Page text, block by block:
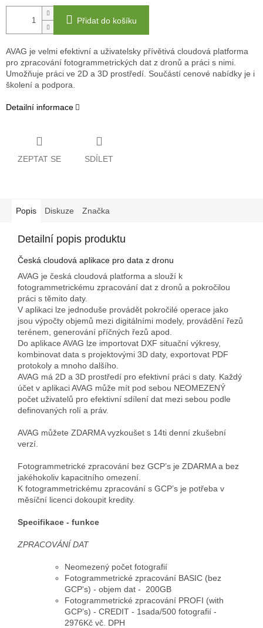
Přidat do košíku
AVAG je velmi efektivní a uživatelsky přívětivá cloudová platforma
pro zpracování fotogrammetrických dat z dronů a práci s nimi.
Umožňuje práci ve 2D a 3D prostředí. Součástí cenové nabídky je i
školení a podpora.
Detailní informace
ZEPTAT SE SDÍLET
Popis Diskuze Značka
Detailní popis produktu
Česká cloudová aplikace pro data z dronu
AVAG je česká cloudová platforma a slouží k
fotogrammetrickému zpracování dat z dronů a pokročilou
práci s těmito daty.
V aplikaci lze jednoduše provádět pokročilé operace jako
jsou výpočty objemů mezi digitálními modely, provádění řezů
terénem, generování příčných řezů apod.
Do aplikace AVAG lze importovat DXF situační výkresy,
kombinovat data s projektovými 3D daty, exportovat PDF
protokoly a mnoho dalšího.
AVAG má 2D a 3D prostředí pro efektivní práci s daty. Každý
účet v aplikaci AVAG může mít pod sebou NEOMEZENÝ
počet uživatelů pro efektivní sdílení dat mezi sebou podle
definovaných rolí a práv.
AVAG můžete ZDARMA vyzkoušet s 14ti denní zkušební
verzí.
Fotogrammetrické zpracování bez GCP’s je ZDARMA a bez
jakéhokoliv kapacitního omezení.
K fotogrammetrickému zpracování s GCP’s je potřeba v
měsíční licenci dokoupit kredity.
Specifikace - funkce
ZPRACOVÁNÍ DAT
Neomezený počet fotografií
Fotogrammetrické zpracování BASIC (bez
GCP's) - objem dat - 200GB
Fotogrammetrické zpracování PROFI (with
GCP’s) - CREDIT - 1sada/500 fotografií -
2976Kč vč. DPH